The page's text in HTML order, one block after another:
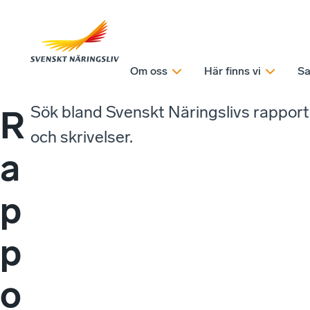
Om oss Här finns vi
R
a
p
p
o
Sök bland Svenskt Näringslivs
och skrivelser.